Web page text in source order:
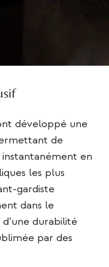
développé une
de
en
les plus
gardiste
dans le
durabilité
par des